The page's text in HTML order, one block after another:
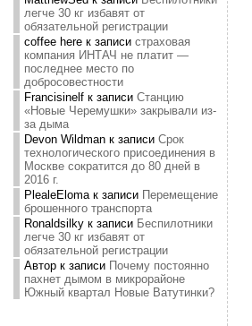
легче 30 кг избавят от
обязательной регистрации
coffee hereк записи страховая
компания ИНТАЧ не платит —
последнее место по
добросовестности
Francisinelfк записи Станцию
«Новые Черемушки» закрывали из-
за дыма
Devon Wildmanк записи Срок
технологического присоединения в
Москве сократится до 80 дней в
2016 г.
PlealeElomaк записи Перемещение
брошенного транспорта
Ronaldsilkyк записи Беспилотники
легче 30 кг избавят от
обязательной регистрации
Авторк записи Почему постоянно
пахнет дымом в микрорайоне
Южный квартал Новые Ватутинки?